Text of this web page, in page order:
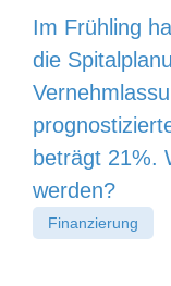
Im Frühling
die
beträgt 21%.
werden?
Finanzierung